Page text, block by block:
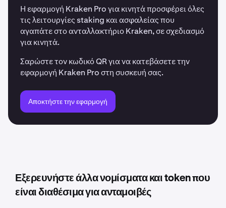
Η εφαρμογή Kraken Pro για κινητά προσφέρει όλες
τις λειτουργίες staking και ασφαλείας που
αγαπάτε στο ανταλλακτήριο Kraken, σε σχεδιασμό
για κινητά.
Σαρώστε τον κωδικό QR για να κατεβάσετε την
εφαρμογή Kraken Pro στη συσκευή σας.
Αποκτήστε την εφαρμογή
Εξερευνήστε άλλα νομίσματα και token που
είναι διαθέσιμα για ανταμοιβές